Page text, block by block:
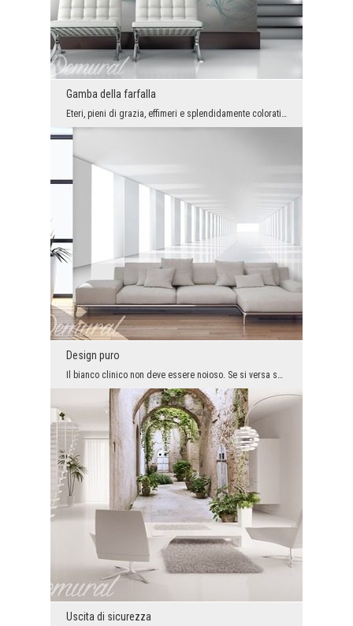
Gamba della farfalla
Eteri, pieni di grazia, effimeri e splendidamente colorati. Si associano con l’estate e con carat...
Design puro
Il bianco clinico non deve essere noioso. Se si versa sopra la salsa del design e si applica in u...
Uscita di sicurezza